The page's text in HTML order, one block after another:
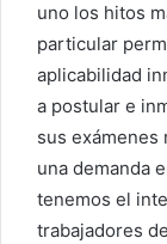
uno los hitos
particular
aplicabilidad
a postular e
sus exámenes
una demanda
tenemos el
trabajadores